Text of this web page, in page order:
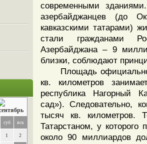
суб вск
1 2
современными
азербайджанцев (до
кавказскими татарами)
стали гражданами
Азербайджана – 9
близки, соблюдают
Площадь официально
кв. километров
республика Нагорный
сад»). Следовательно,
тысяч кв. километров.
Татарстаном, у
около 90 миллиардов